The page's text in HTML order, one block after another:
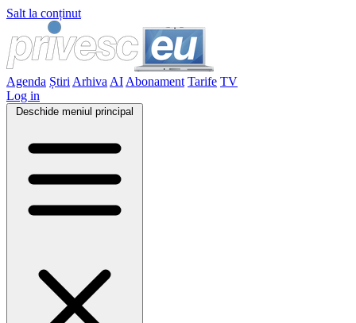
Salt la conținut
Agenda Știri Arhiva AI Abonament Tarife TV
Log in
Deschide meniul principal